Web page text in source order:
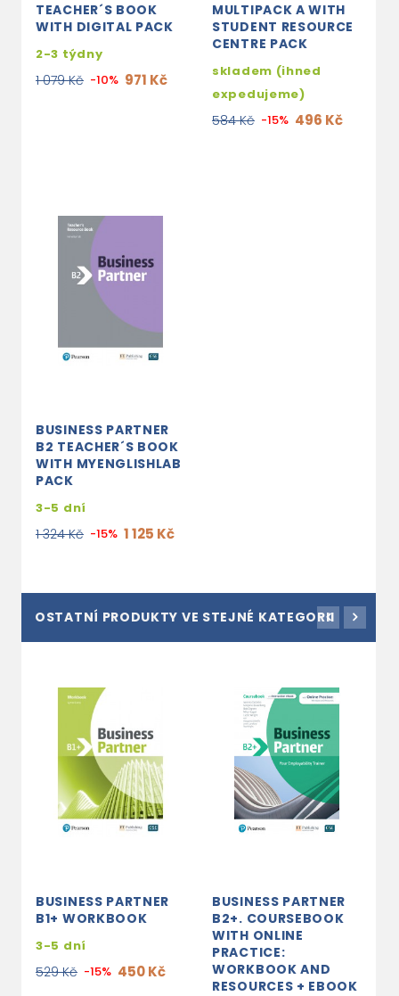
TEACHER´S BOOK
WITH DIGITAL PACK
2-3 týdny
1 079 Kč -10% 971 Kč
MULTIPACK A WITH
STUDENT RESOURCE
CENTRE PACK
skladem (ihned
expedujeme)
584 Kč -15% 496 Kč
BUSINESS PARTNER
B2 TEACHER´S BOOK
WITH MYENGLISHLAB
PACK
3-5 dní
1 324 Kč -15% 1 125 Kč
OSTATNÍ PRODUKTY VE STEJNÉ KATEGORII
BUSINESS PARTNER
B1+ WORKBOOK
3-5 dní
529 Kč -15% 450 Kč
BUSINESS PARTNER
B2+. COURSEBOOK
WITH ONLINE
PRACTICE:
WORKBOOK AND
RESOURCES + EBOOK